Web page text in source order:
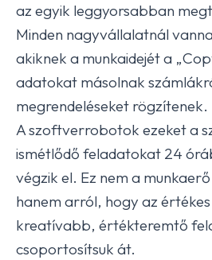
az egyik leggyorsabban
Minden nagyvállalatnál
akiknek a munkaidejét a
adatokat másolnak
megrendeléseket rögzítenek.
A szoftverrobotok ezeket a
ismétlődő feladatokat 24
végzik el. Ez nem a
hanem arról, hogy az
kreatívabb, értékteremtő
csoportosítsuk át.